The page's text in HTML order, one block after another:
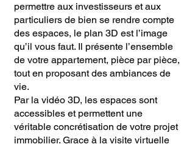
permettre aux investisseurs et aux
particuliers de bien se rendre compte
des espaces, le plan 3D est l’image
qu’il vous faut. Il présente l’ensemble
de votre appartement, pièce par pièce,
tout en proposant des ambiances de
vie.
Par la vidéo 3D, les espaces sont
accessibles et permettent une
véritable concrétisation de votre projet
immobilier. Grace à la visite virtuelle